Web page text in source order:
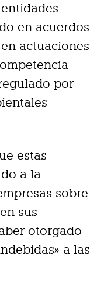
en acuerdos
actuaciones
por
estas
a la
sobre
sus
otorgado
a las